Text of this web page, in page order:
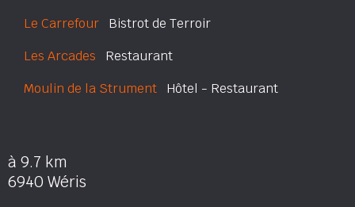
Le Carrefour Bistrot de Terroir
Les Arcades Restaurant
Moulin de la Strument Hôtel - Restaurant
à 9.7 km
6940 Wéris